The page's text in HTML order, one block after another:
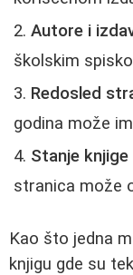
Autore i
školskim
Redosled
godina može
Stanje knjige
stranica može
Kao što jedna
knjigu gde su